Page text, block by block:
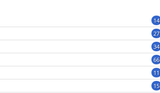
14
27
34
66
11
15